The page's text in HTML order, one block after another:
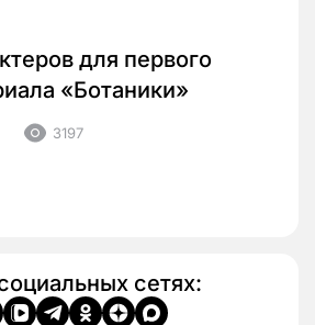
для первого
«Ботаники»
3197
сетях: